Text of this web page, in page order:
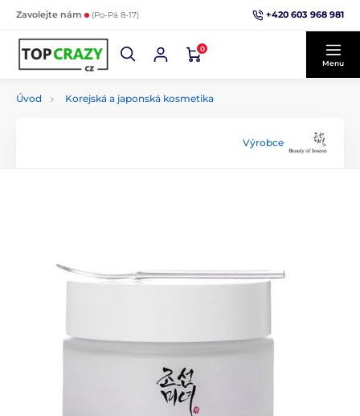
Zavolejte nám (Po-Pá 8-17) +420 603 968 981
0
Menu
Úvod Korejská a japonská kosmetika
Výrobce